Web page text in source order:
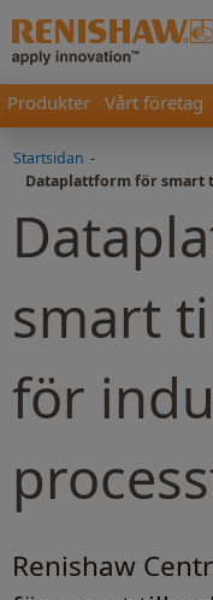
Produkter Vårt företag
Startsidan -
Dataplattform för
smart
för
Renishaw